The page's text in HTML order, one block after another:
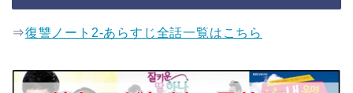
⇒復讐ノート2-あらすじ全話一覧はこちら